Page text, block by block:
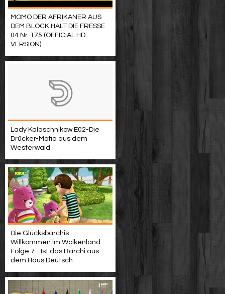
MOMO DER AFRIKANER AUS
DEM BLOCK HALT DIE FRESSE
04 Nr. 175 (OFFICIAL HD
VERSION)
Lady Kalaschnikow E02-Die
Drücker-Mafia aus dem
Westerwald
Die Glücksbärchis
Willkommen im Wolkenland
Folge 7 - Ist das Bärchi aus
dem Haus Deutsch